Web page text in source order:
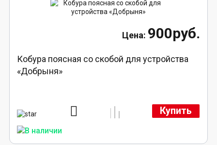
900руб.
Кобура поясная со скобой для устройства
«Добрыня»
Купить